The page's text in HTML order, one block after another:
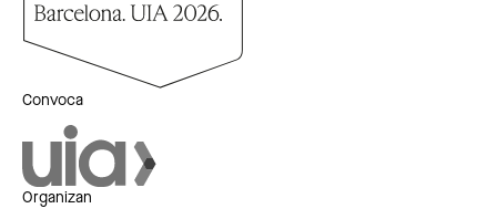
Convoca
Organizan